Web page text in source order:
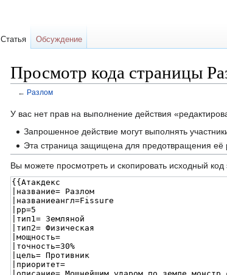
Просмотр кода страницы
← Разлом
Перейти
Перейти
У вас нет прав на выполнение действия
Запрошенное действие могут выполнять
Эта страница защищена для предотвращения её
Вы можете просмотреть и скопировать исходный код
Статья Обсуждение